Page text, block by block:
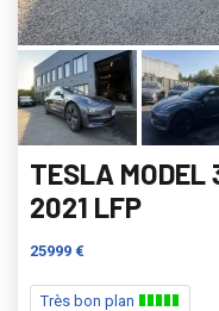
TESLA MODEL
2021 LFP
25999 €
Très bon plan